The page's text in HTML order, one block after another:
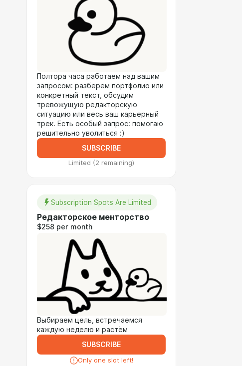
Полтора часа работаем над вашим
запросом: разберем портфолио или
конкретный текст, обсудим
тревожущую редакторскую
ситуацию или весь ваш карьерный
трек. Есть особый запрос: помогаю
решительно уволиться :)
SUBSCRIBE
Limited (2 remaining)
Subscription Spots Are Limited
Редакторское менторство
$258 per month
Выбираем цель, встречаемся
каждую неделю и растём
SUBSCRIBE
Only one slot left!